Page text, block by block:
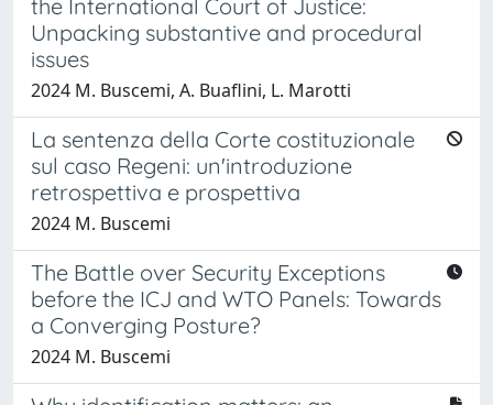
the International Court of Justice:
Unpacking substantive and procedural
issues
2024 M. Buscemi, A. Buaflini, L. Marotti
La sentenza della Corte costituzionale
sul caso Regeni: un'introduzione
retrospettiva e prospettiva
2024 M. Buscemi
The Battle over Security Exceptions
before the ICJ and WTO Panels: Towards
a Converging Posture?
2024 M. Buscemi